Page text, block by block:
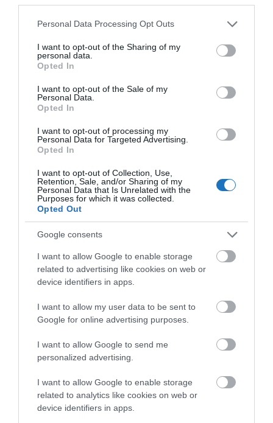
Please note that this website/app uses one or more Google
not limited to your visit or usage behaviour. You may click to
grant or deny consent to Google and its third-party tags to
use your data for below specified purposes in below Google
consent section.
Personal Data Processing Opt Outs
I want to opt-out of the Sharing of my
personal data.
Opted In
I want to opt-out of the Sale of my
Personal Data.
Opted In
I want to opt-out of processing my
Personal Data for Targeted Advertising.
Opted In
I want to opt-out of Collection, Use,
Retention, Sale, and/or Sharing of my
Personal Data that Is Unrelated with the
Purposes for which it was collected.
Opted Out
Google consents
I want to allow Google to enable storage
related to advertising like cookies on web or
device identifiers in apps.
I want to allow my user data to be sent to
Google for online advertising purposes.
I want to allow Google to send me
personalized advertising.
I want to allow Google to enable storage
related to analytics like cookies on web or
device identifiers in apps.
Érdekelnek az utazós hírek? Akkor Neked szól
Turizmus hírek csoport.
vár aWellness, Utazás, Élményekcsoport.
Kérem nap végén az aznapi friss cikkeket!
VAKCINAÚTLEVÉL
HETI BÖLCSESSÉG